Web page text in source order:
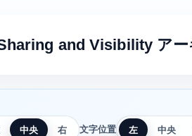
and Visibility アー
中央 右 文字位置 左 中央